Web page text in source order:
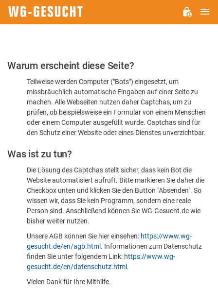
Bitte
dass
sind
Warum erscheint diese Seite?
Teilweise werden Computer ("Bots") eingesetzt, um
missbräuchlich automatische Eingaben auf einer Seite zu
machen. Alle Webseiten nutzen daher Captchas, um zu
prüfen, ob beispielsweise ein Formular von einem Menschen
oder einem Computer ausgefüllt wurde. Captchas sind für
den Schutz einer Website oder eines Dienstes unverzichtbar.
Was ist zu tun?
Die Lösung des Captchas stellt sicher, dass kein Bot die
Website automatisiert aufruft. Bitte markieren Sie daher die
Checkbox unten und klicken Sie den Button "Absenden". So
wissen wir, dass Sie kein Programm, sondern eine reale
Person sind. Anschließend können Sie WG-Gesucht.de wie
bisher weiter nutzen.
Unsere AGB können Sie hier einsehen: https://www.wg-
gesucht.de/en/agb.html . Informationen zum Datenschutz
finden Sie unter folgendem Link: https://www.wg-
gesucht.de/en/datenschutz.html .
Vielen Dank für Ihre Mithilfe.